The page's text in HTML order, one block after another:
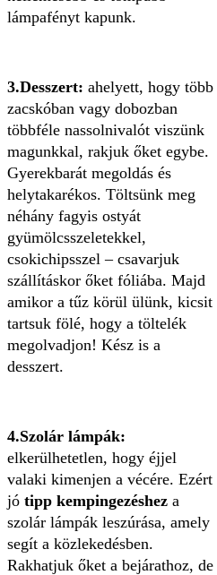
lámpafényt kapunk.
3.Desszert: ahelyett, hogy több
zacskóban vagy dobozban
többféle nassolnivalót viszünk
magunkkal, rakjuk őket egybe.
Gyerekbarát megoldás és
helytakarékos. Töltsünk meg
néhány fagyis ostyát
gyümölcsszeletekkel,
csokichipsszel – csavarjuk
szállításkor őket fóliába. Majd
amikor a tűz körül ülünk, kicsit
tartsuk fölé, hogy a töltelék
megolvadjon! Kész is a
desszert.
4.Szolár lámpák:
elkerülhetetlen, hogy éjjel
valaki kimenjen a vécére. Ezért
jó tipp kempingezéshez a
szolár lámpák leszúrása, amely
segít a közlekedésben.
Rakhatjuk őket a bejárathoz, de